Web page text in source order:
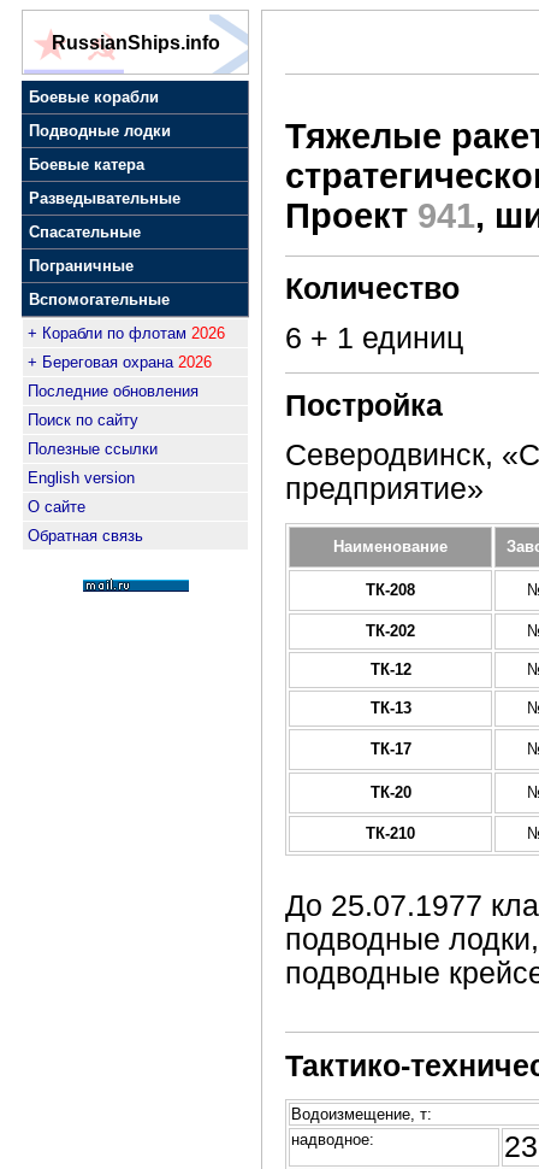
RussianShips.info
Боевые корабли
Подводные лодки
Боевые катера
Разведывательные
Спасательные
Пограничные
Вспомогательные
+ Корабли по флотам 2026
+ Береговая охрана 2026
Последние обновления
Поиск по сайту
Полезные ссылки
English version
О сайте
Обратная связь
Тяжелые
Проект 941,
Количество
6 + 1 единиц
Постройка
Северодвинск,
предприятие»
Наименование
ТК-208
ТК-202
ТК-12
ТК-13
ТК-17
ТК-20
ТК-210
До 25.07.1977
подводные
подводные
Тактико-
Водоизмещение, т:
надводное: